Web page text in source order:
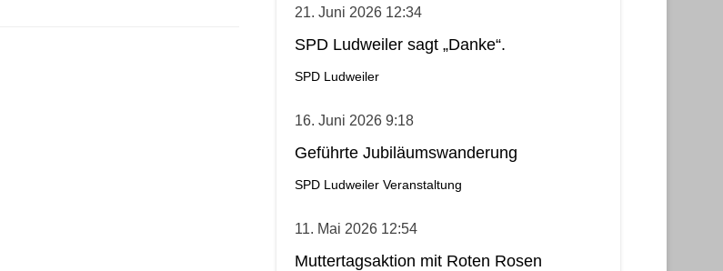
21. Juni 2026 12:34
SPD Ludweiler sagt „Danke“.
SPD Ludweiler
16. Juni 2026 9:18
Geführte Jubiläumswanderung
SPD Ludweiler Veranstaltung
11. Mai 2026 12:54
Muttertagsaktion mit Roten Rosen